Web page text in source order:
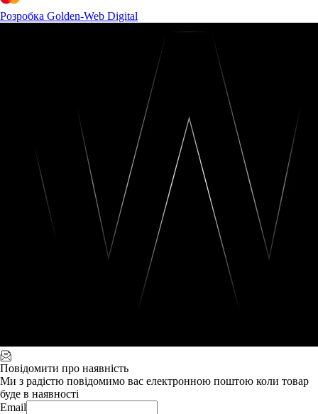
Розробка Golden-Web Digital
Повідомити про наявність
Ми з радістю повідомимо вас електронною поштою коли товар
буде в наявності
Email